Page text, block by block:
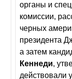
органы и
комиссии,
черных
президента
а затем
Кеннеди,
действовали